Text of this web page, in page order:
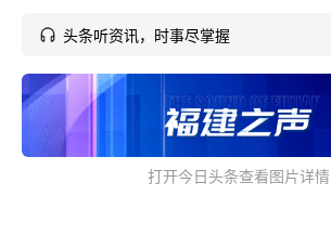
头条听资讯，时事尽掌握
打开今日头条查看图片详情